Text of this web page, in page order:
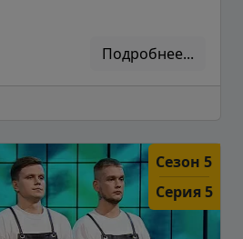
Подробнее...
Сезон 5
Серия 5